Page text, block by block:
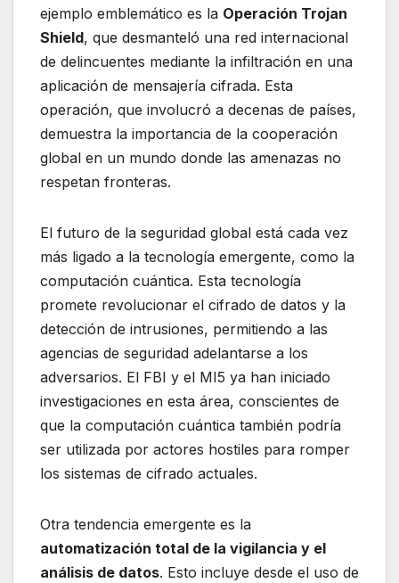
ejemplo emblemático es la Operación Trojan
Shield, que desmanteló una red internacional
de delincuentes mediante la infiltración en una
aplicación de mensajería cifrada. Esta
operación, que involucró a decenas de países,
demuestra la importancia de la cooperación
global en un mundo donde las amenazas no
respetan fronteras.
El futuro de la seguridad global está cada vez
más ligado a la tecnología emergente, como la
computación cuántica. Esta tecnología
promete revolucionar el cifrado de datos y la
detección de intrusiones, permitiendo a las
agencias de seguridad adelantarse a los
adversarios. El FBI y el MI5 ya han iniciado
investigaciones en esta área, conscientes de
que la computación cuántica también podría
ser utilizada por actores hostiles para romper
los sistemas de cifrado actuales.
Otra tendencia emergente es la
automatización total de la vigilancia y el
análisis de datos. Esto incluye desde el uso de